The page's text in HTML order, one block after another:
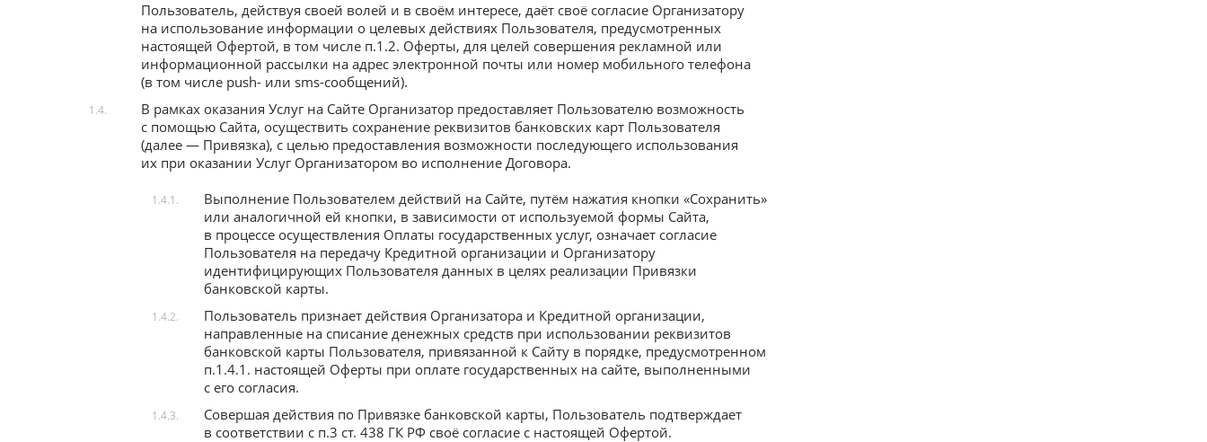
Пользователь, действуя своей волей и в своём интересе, даёт своё согласие Организатору
на использование информации о целевых действиях Пользователя, предусмотренных
настоящей Офертой, в том числе п.1.2. Оферты, для целей совершения рекламной или
информационной рассылки на адрес электронной почты или номер мобильного телефона
(в том числе push- или sms-сообщений).
1.4.
В рамках оказания Услуг на Сайте Организатор предоставляет Пользователю возможность
с помощью Сайта, осуществить сохранение реквизитов банковских карт Пользователя
(далее — Привязка), с целью предоставления возможности последующего использования
их при оказании Услуг Организатором во исполнение Договора.
1.4.1.
Выполнение Пользователем действий на Сайте, путём нажатия кнопки «Сохранить»
или аналогичной ей кнопки, в зависимости от используемой формы Сайта,
в процессе осуществления Оплаты государственных услуг, означает согласие
Пользователя на передачу Кредитной организации и Организатору
идентифицирующих Пользователя данных в целях реализации Привязки
банковской карты.
1.4.2.
Пользователь признает действия Организатора и Кредитной организации,
направленные на списание денежных средств при использовании реквизитов
банковской карты Пользователя, привязанной к Сайту в порядке, предусмотренном
п.1.4.1. настоящей Оферты при оплате государственных на сайте, выполненными
с его согласия.
1.4.3.
Совершая действия по Привязке банковской карты, Пользователь подтверждает
в соответствии с п.3 ст. 438 ГК РФ своё согласие с настоящей Офертой.